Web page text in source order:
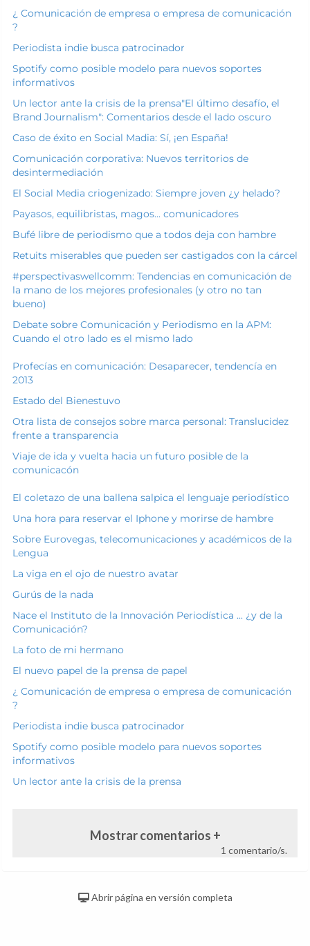
¿ Comunicación de empresa o empresa de comunicación
?
Periodista indie busca patrocinador
Spotify como posible modelo para nuevos soportes
informativos
Un lector ante la crisis de la prensa"El último desafío, el
Brand Journalism": Comentarios desde el lado oscuro
Caso de éxito en Social Madia: Sí, ¡en España!
Comunicación corporativa: Nuevos territorios de
desintermediación
El Social Media criogenizado: Siempre joven ¿y helado?
Payasos, equilibristas, magos... comunicadores
Bufé libre de periodismo que a todos deja con hambre
Retuits miserables que pueden ser castigados con la cárcel
#perspectivaswellcomm: Tendencias en comunicación de
la mano de los mejores profesionales (y otro no tan
bueno)
Debate sobre Comunicación y Periodismo en la APM:
Cuando el otro lado es el mismo lado
Profecías en comunicación: Desaparecer, tendencía en
2013
Estado del Bienestuvo
Otra lista de consejos sobre marca personal: Translucidez
frente a transparencia
Viaje de ida y vuelta hacia un futuro posible de la
comunicacón
El coletazo de una ballena salpica el lenguaje periodístico
Una hora para reservar el Iphone y morirse de hambre
Sobre Eurovegas, telecomunicaciones y académicos de la
Lengua
La viga en el ojo de nuestro avatar
Gurús de la nada
Nace el Instituto de la Innovación Periodística ... ¿y de la
Comunicación?
La foto de mi hermano
El nuevo papel de la prensa de papel
¿ Comunicación de empresa o empresa de comunicación
?
Periodista indie busca patrocinador
Spotify como posible modelo para nuevos soportes
informativos
Un lector ante la crisis de la prensa
Mostrar comentarios +
1 comentario/s.
Abrir página en versión completa